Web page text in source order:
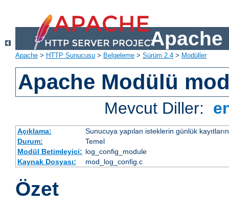
Apache
Apache > HTTP Sunucusu > Belgeleme > Sürüm 2.4 > Modüller
Apache Modülü
Mevcut Diller:
Açıklama:
Sunucuya yapılan isteklerin günlük
Durum:
Temel
Modül Betimleyici: log_config_module
Kaynak Dosyası:
mod_log_config.c
Özet